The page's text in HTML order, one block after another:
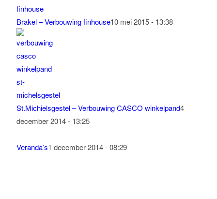
Brakel – Verbouwing finhouse10 mei 2015 - 13:38
St.Michielsgestel – Verbouwing CASCO winkelpand4
december 2014 - 13:25
Veranda’s1 december 2014 - 08:29